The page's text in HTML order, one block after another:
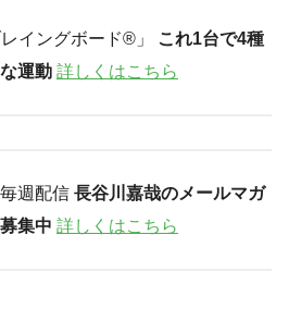
イングボード®︎」
これ1台で4種
運動 詳しくはこちら
週配信 長谷川嘉哉のメールマガ
集中 詳しくはこちら